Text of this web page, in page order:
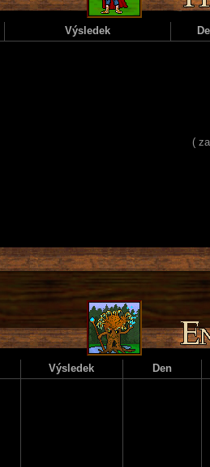
Výsledek
(
Výsledek Den